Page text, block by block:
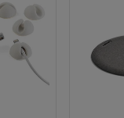
u uredu.
područjima
radnim stolom ili